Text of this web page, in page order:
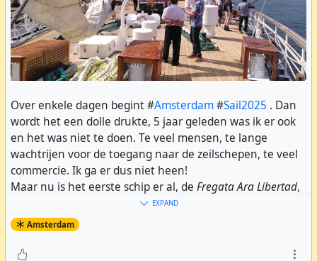
Over enkele dagen begint #Amsterdam#Sail2025 . Dan
wordt het een dolle drukte, 5 jaar geleden was ik er ook
en het was niet te doen. Te veel mensen, te lange
wachtrijen voor de toegang naar de zeilschepen, te veel
commercie. Ik ga er dus niet heen!
Maar nu is het eerste schip er al, de Fregata Ara Libertad,
uit Argentinië. Je kunt er gewoon heen fietsen en de
loopplank oplopen. Je krijgt zelfs een handdruk van de
kapitein, en dan kan je rustig op het vrijwel lege dek
rondkijken. De matrozen geven alle gewenste informatie.
EXPAND
Amsterdam